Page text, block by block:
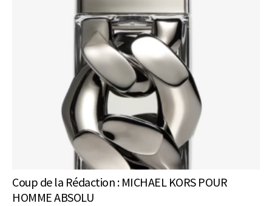
Coup de la Rédaction : MICHAEL KORS POUR
HOMME ABSOLU